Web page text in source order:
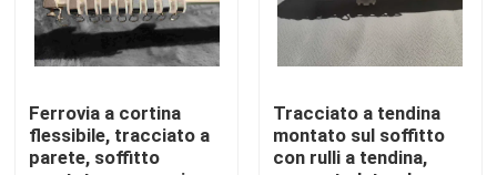
Circa noi
Controllo di qualità
Ferrovia a cortina
flessibile, tracciato a
parete, soffitto
Tracciato a tendina
montato sul soffitto
con rulli a tendina,